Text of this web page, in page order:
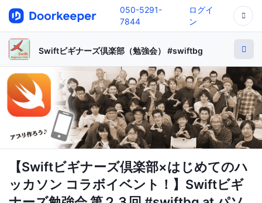
050-5291-
7844
ログイ
ン
Swiftビギナーズ倶楽部（勉強会） #swiftbg
【Swiftビギナーズ倶楽部×はじめてのハ
ッカソン コラボイベント！】Swiftビギ